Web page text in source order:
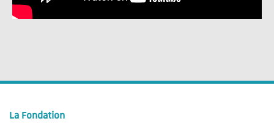
La Fondation